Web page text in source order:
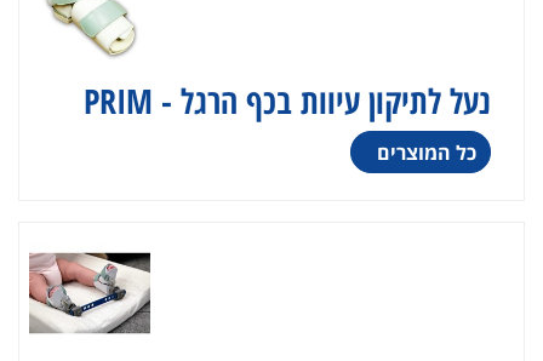
נעל לתיקון עיוות בכף הרגל - PRIM
כל המוצרים